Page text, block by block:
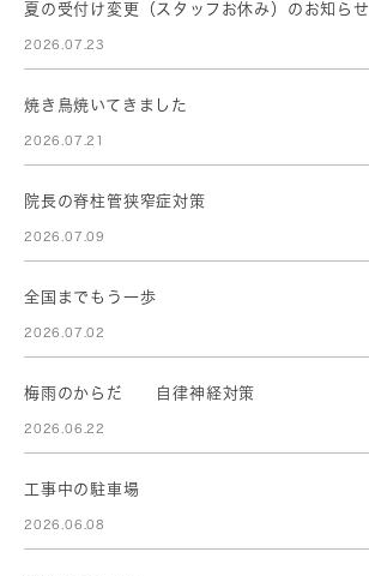
夏の受付け変更（スタッフお休み）のお知らせ
2026.07.23
焼き鳥焼いてきました
2026.07.21
院長の脊柱管狭窄症対策
2026.07.09
全国までもう一歩
2026.07.02
梅雨のからだ 自律神経対策
2026.06.22
工事中の駐車場
2026.06.08